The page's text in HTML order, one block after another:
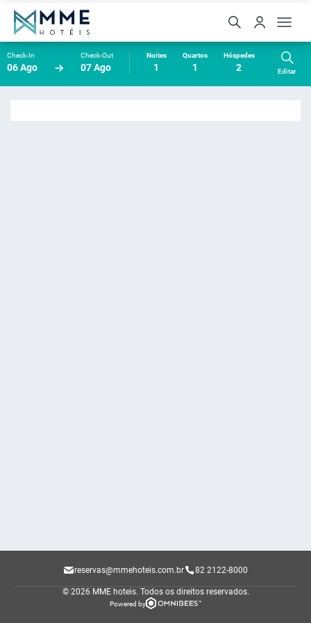
Check-In
06 Ago
Check-Out
07 Ago
Noites
1
Quartos
1
Hóspedes
2 Editar
reservas@mmehoteis.com.br 82 2122-8000
© 2026 MME hoteis. Todos os direitos reservados.
Powered by